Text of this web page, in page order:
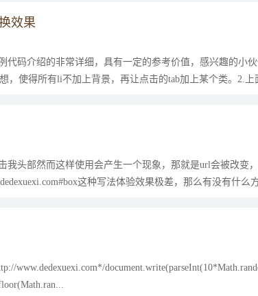
效果
代码介绍的非常详细，具有一定的参考价值，感兴趣的小
，使得所有li不加上背景，再让点击的tab加上某个类。2.上
头部然而这样使用会产生一个现象，那就是url会被改变，
这种写法体验效果极差，那么有没有什么